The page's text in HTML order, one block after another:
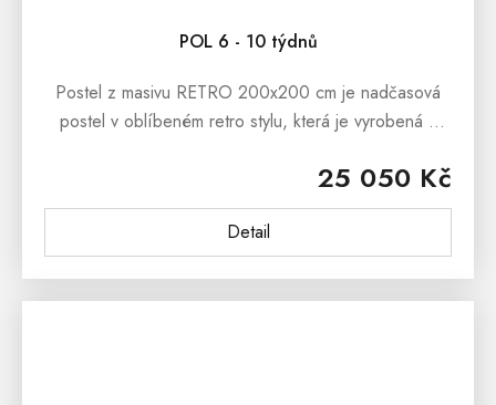
POL 6 - 10 týdnů
25 050 Kč
Detail
Postel z masivu RETRO 200x200 cm je nadčasová
postel v oblíbeném retro stylu, která je vyrobená z
funkční, ale také krásný a...